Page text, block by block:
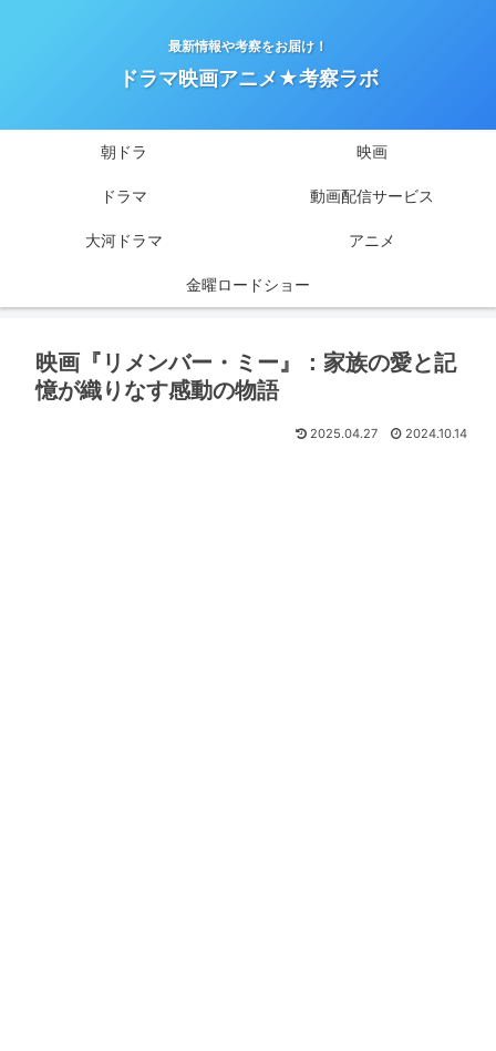
最新情報や考察をお届け！
ドラマ映画アニメ★考察ラボ
朝ドラ 映画
ドラマ 動画配信サービス
大河ドラマ アニメ
金曜ロードショー
映画『リメンバー・ミー』：家族の愛と記
憶が織りなす感動の物語
2025.04.27 2024.10.14